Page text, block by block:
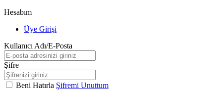
Hesabım
Üye Girişi
Kullanıcı Adı/E-Posta
Şifre
Beni Hatırla Şifremi Unuttum